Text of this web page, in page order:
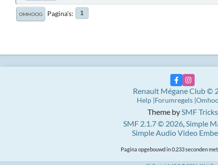
OMHOOG Pagina's 1
Theme bySMF Tricks
SMF 2.1.7 © 2026,Simple
Simple Audio Video
Renault Mégane Club ©
Help Forumregels
Pagina opgebouwd in 0.233 seconden